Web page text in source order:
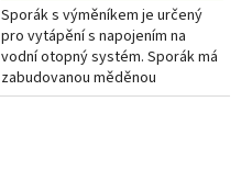
Sporák s výměníkem je určený
pro vytápění s napojením na
vodní otopný systém. Sporák má
zabudovanou měděnou
ochlazovací smyčku, která